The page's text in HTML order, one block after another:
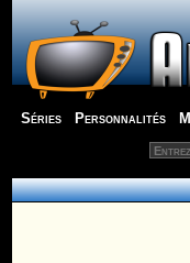
Séries Personnalités